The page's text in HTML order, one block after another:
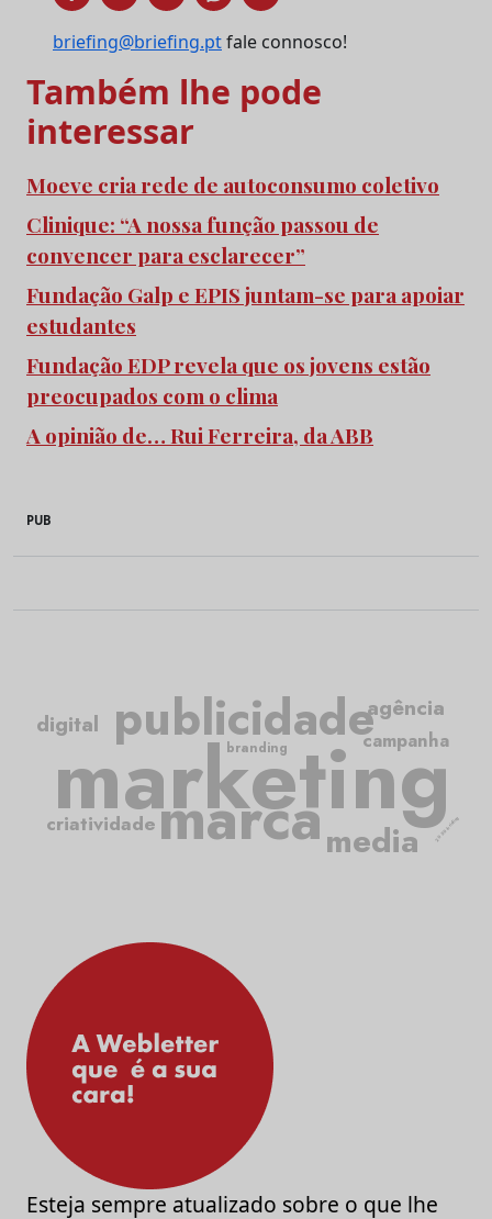
briefing@briefing.ptfale connosco!
Também lhe pode
interessar
Moeve cria rede de autoconsumo coletivo
Clinique: “A nossa função passou de
convencer para esclarecer”
Fundação Galp e EPIS juntam-se para apoiar
estudantes
Fundação EDP revela que os jovens estão
preocupados com o clima
A opinião de… Rui Ferreira, da ABB
PUB
marketing
publicidade
marca
criatividade
campanha
media
agência
digital
2050.briefing
branding
Esteja sempre atualizado sobre o que lhe